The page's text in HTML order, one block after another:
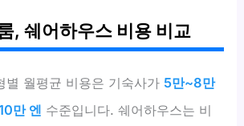
, 쉐어하우스 비용 비교
별 월평균 비용은 기숙사가 5만~8만
만 엔 수준입니다. 쉐어하우스는 비